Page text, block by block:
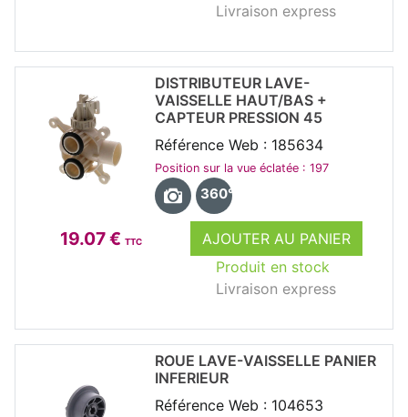
Livraison express
19.07 € TTC
AJOUTER AU PANIER
Produit en stock
Livraison express
DISTRIBUTEUR LAVE-
VAISSELLE HAUT/BAS +
CAPTEUR PRESSION 45
Référence Web : 185634
Position sur la vue éclatée : 197
360°
ROUE LAVE-VAISSELLE PANIER
INFERIEUR
Référence Web : 104653